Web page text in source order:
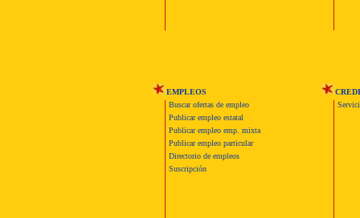
EMPLEOS
Buscar ofertas de empleo
Publicar empleo estatal
Publicar empleo emp. mixta
Publicar empleo particular
Directorio de empleos
Suscripción